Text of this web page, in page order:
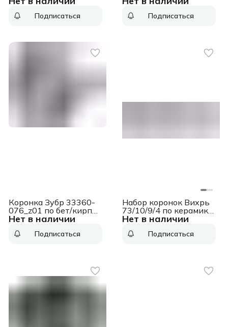
Подписаться Подписаться
Нет в наличии
Коронка Зубр 33360-
076_z01 по бет/кирп
Д=76мм (1пред.) для
Подписаться
Нет в наличии
Набор коронок Вихрь
73/10/9/4 по керамике
(1пред.) для
Подписаться